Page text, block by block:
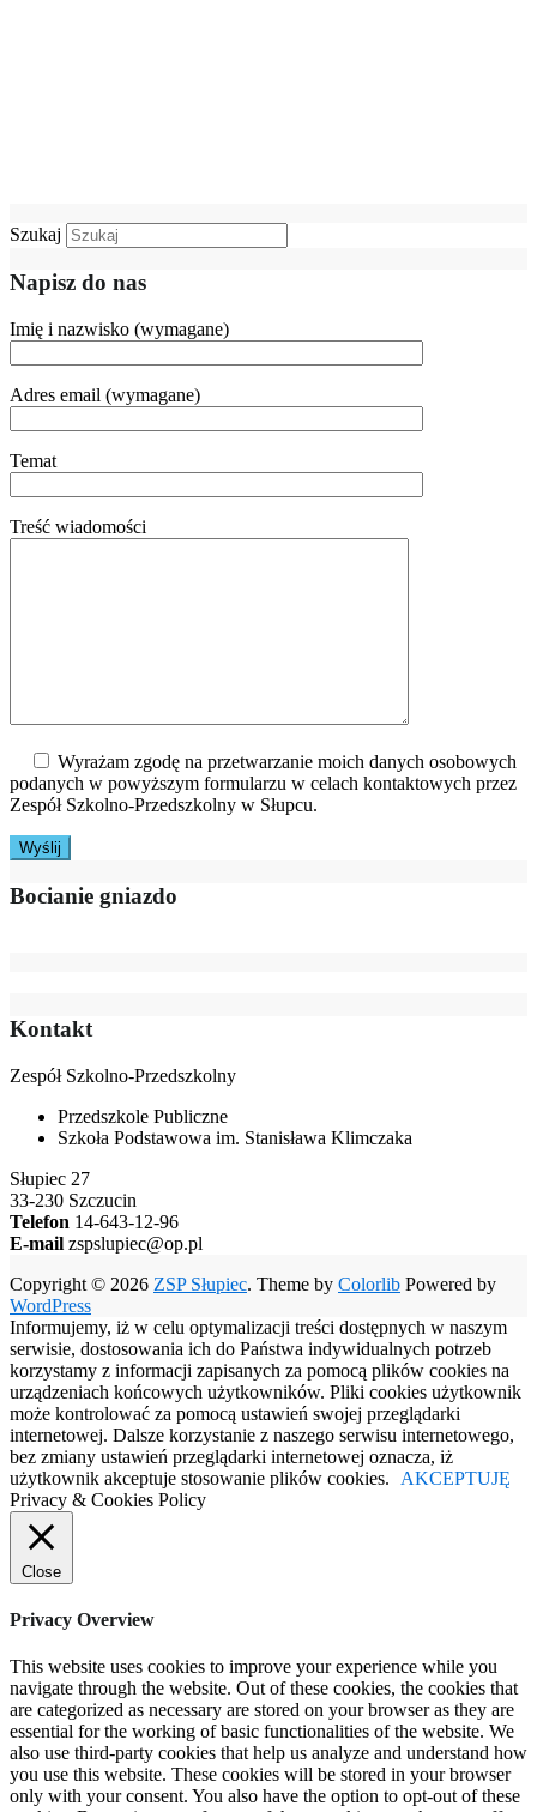
Szukaj
Napisz do nas
Imię i nazwisko (wymagane)
Adres email (wymagane)
Temat
Treść wiadomości
Wyrażam zgodę na przetwarzanie moich danych osobowych
podanych w powyższym formularzu w celach kontaktowych przez
Zespół Szkolno-Przedszkolny w Słupcu.
Bocianie gniazdo
Kontakt
Zespół Szkolno-Przedszkolny
Przedszkole Publiczne
Szkoła Podstawowa im. Stanisława Klimczaka
Słupiec 27
33-230 Szczucin
Telefon 14-643-12-96
E-mail zspslupiec@op.pl
Copyright © 2026 ZSP Słupiec. Theme by Colorlib Powered by
WordPress
Informujemy, iż w celu optymalizacji treści dostępnych w naszym
serwisie, dostosowania ich do Państwa indywidualnych potrzeb
korzystamy z informacji zapisanych za pomocą plików cookies na
urządzeniach końcowych użytkowników. Pliki cookies użytkownik
może kontrolować za pomocą ustawień swojej przeglądarki
internetowej. Dalsze korzystanie z naszego serwisu internetowego,
bez zmiany ustawień przeglądarki internetowej oznacza, iż
użytkownik akceptuje stosowanie plików cookies.
AKCEPTUJĘ
Privacy & Cookies Policy
Close
Privacy Overview
This website uses cookies to improve your experience while you
navigate through the website. Out of these cookies, the cookies that
are categorized as necessary are stored on your browser as they are
essential for the working of basic functionalities of the website. We
also use third-party cookies that help us analyze and understand how
you use this website. These cookies will be stored in your browser
only with your consent. You also have the option to opt-out of these